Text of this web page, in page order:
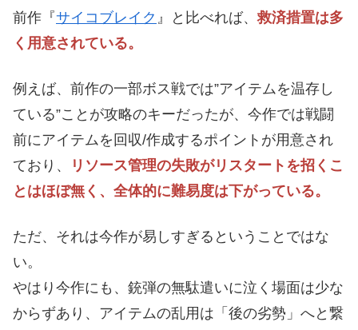
前作『サイコブレイク 』と比べれば、救済措置は多
く用意されている。
例えば、前作の一部ボス戦では”アイテムを温存し
ている”ことが攻略のキーだったが、今作では戦闘
前にアイテムを回収/作成するポイントが用意され
ており、
リソース管理の失敗がリスタートを招くこ
とはほぼ無く、全体的に難易度は下がっている。
ただ、それは今作が易しすぎるということではな
い。
やはり今作にも、銃弾の無駄遣いに泣く場面は少な
からずあり、アイテムの乱用は「後の劣勢」へと繋